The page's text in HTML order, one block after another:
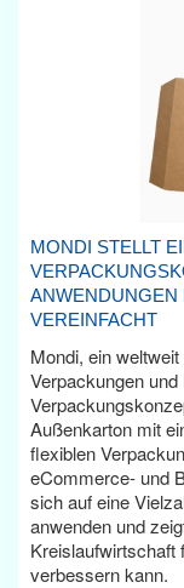
MONDI STELLT
ANWENDUNGEN
VEREINFACHT
Mondi, ein
Verpackungen
Außenkarton mit
flexiblen
eCommerce- und
sich auf eine
anwenden und
Kreislaufwirtschaft
verbessern kann.